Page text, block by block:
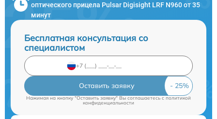
оптического прицела Pulsar Digisight LRF N960 от 35
минут
Бесплатная консультация со
специалистом
Оставить заявку
Нажимая на кнопку "Оставить заявку" Вы соглашаетесь cполитикой
конфиденциальности